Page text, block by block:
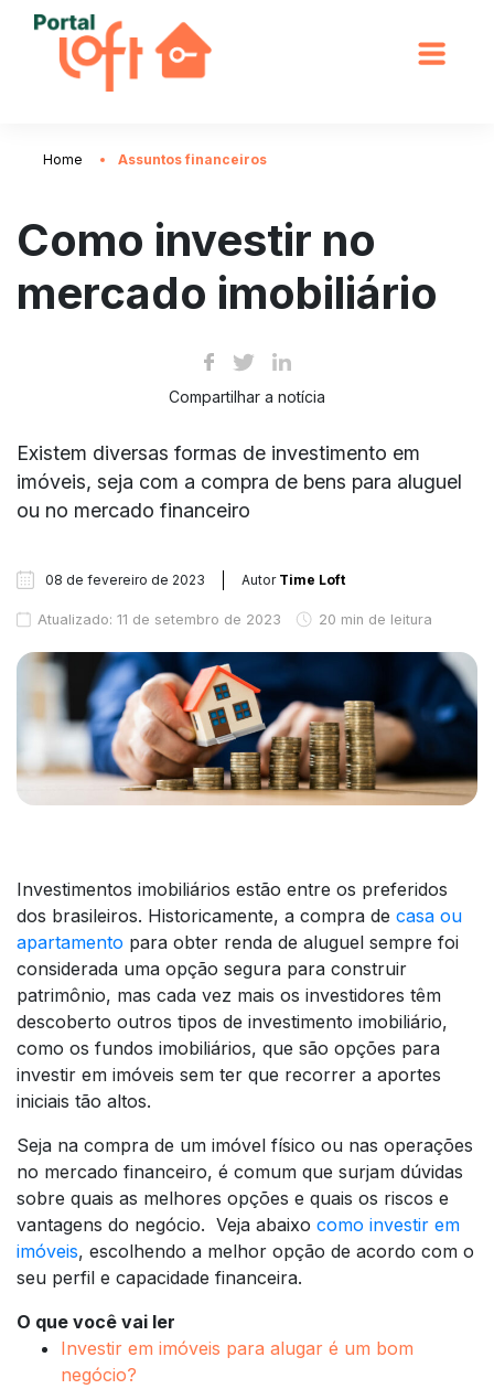
Home Assuntos financeiros
Como investir no
mercado imobiliário
Compartilhar a notícia
Existem diversas formas de investimento em
imóveis, seja com a compra de bens para aluguel
ou no mercado financeiro
08 de fevereiro de 2023 Autor Time Loft
Atualizado: 11 de setembro de 2023 20 min de leitura
Investimentos imobiliários estão entre os preferidos
dos brasileiros. Historicamente, a compra de casa ou
apartamento para obter renda de aluguel sempre foi
considerada uma opção segura para construir
patrimônio, mas cada vez mais os investidores têm
descoberto outros tipos de investimento imobiliário,
como os fundos imobiliários, que são opções para
investir em imóveis sem ter que recorrer a aportes
iniciais tão altos.
Seja na compra de um imóvel físico ou nas operações
no mercado financeiro, é comum que surjam dúvidas
sobre quais as melhores opções e quais os riscos e
vantagens do negócio. Veja abaixo como investir em
imóveis, escolhendo a melhor opção de acordo com o
seu perfil e capacidade financeira.
O que você vai ler
Investir em imóveis para alugar é um bom
negócio?